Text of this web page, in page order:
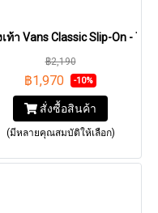
ท้า Vans Classic Slip-On -
฿2,190
฿1,970 -10%
สั่งซื้อสินค้า
(มีหลายคุณสมบัติให้เลือก)